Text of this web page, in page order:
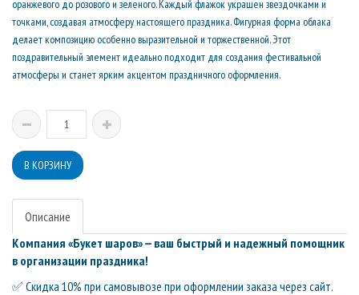
оранжевого до розового и зеленого. Каждый флажок украшен звездочками и
точками, создавая атмосферу настоящего праздника. Фигурная форма облака
делает композицию особенно выразительной и торжественной. Этот
поздравительный элемент идеально подходит для создания фестивальной
атмосферы и станет ярким акцентом праздничного оформления.
Описание
Компания «Букет шаров» — ваш быстрый и надежный помощник
в организации праздника!
✅ Скидка 10% при самовывозе при оформлении заказа через сайт.